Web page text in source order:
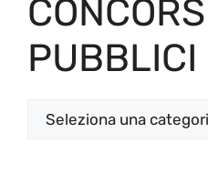
PUBBLICI
Categorie